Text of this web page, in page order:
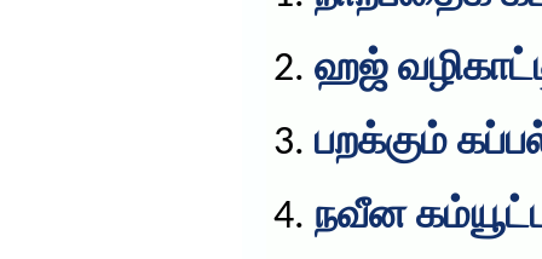
ஹஜ்
பறக்கும்
நவீன